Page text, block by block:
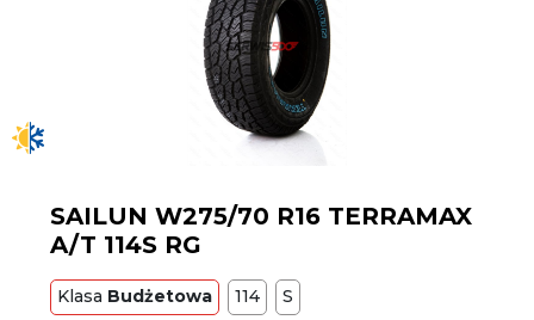
SAILUN W275/70 R16 TERRAMAX
A/T 114S RG
Klasa Budżetowa 114 S